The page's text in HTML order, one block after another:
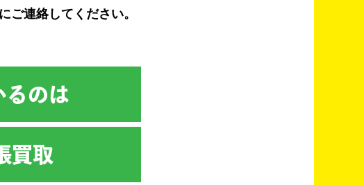
ご連絡してください。
るのは
買取